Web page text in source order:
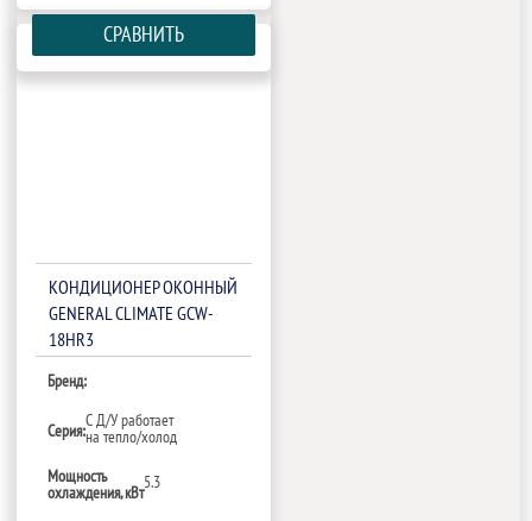
СРАВНИТЬ
КОНДИЦИОНЕР ОКОННЫЙ
GENERAL CLIMATE GCW-
18HR3
Бренд:
Серия:
С Д/У работает
на тепло/холод
Мощность
охлаждения, кВт
5.3